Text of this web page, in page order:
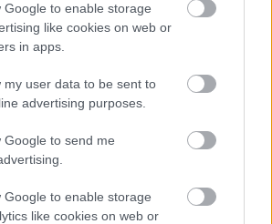
Google to enable storage
like cookies on web or
in apps.
my user data to be sent to
advertising purposes.
Google to send me
Google to enable storage
like cookies on web or
το ταξί και την «έφαγαν» κοριοί
εκδίκηση μέσω TikTok